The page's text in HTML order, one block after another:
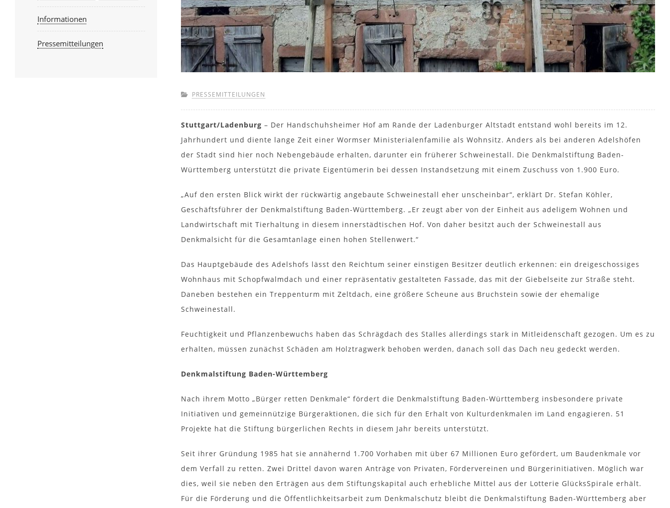
Informationen
Pressemitteilungen
PRESSEMITTEILUNGEN
Stuttgart/Ladenburg – Der Handschuhsheimer Hof am Rande der Ladenburger Altstadt entstand wohl bereits im 12.
Jahrhundert und diente lange Zeit einer Wormser Ministerialenfamilie als Wohnsitz. Anders als bei anderen Adelshöfen
der Stadt sind hier noch Nebengebäude erhalten, darunter ein früherer Schweinestall. Die Denkmalstiftung Baden-
Württemberg unterstützt die private Eigentümerin bei dessen Instandsetzung mit einem Zuschuss von 1.900 Euro.
„Auf den ersten Blick wirkt der rückwärtig angebaute Schweinestall eher unscheinbar“, erklärt Dr. Stefan Köhler,
Geschäftsführer der Denkmalstiftung Baden-Württemberg. „Er zeugt aber von der Einheit aus adeligem Wohnen und
Landwirtschaft mit Tierhaltung in diesem innerstädtischen Hof. Von daher besitzt auch der Schweinestall aus
Denkmalsicht für die Gesamtanlage einen hohen Stellenwert.“
Das Hauptgebäude des Adelshofs lässt den Reichtum seiner einstigen Besitzer deutlich erkennen: ein dreigeschossiges
Wohnhaus mit Schopfwalmdach und einer repräsentativ gestalteten Fassade, das mit der Giebelseite zur Straße steht.
Daneben bestehen ein Treppenturm mit Zeltdach, eine größere Scheune aus Bruchstein sowie der ehemalige
Schweinestall.
Feuchtigkeit und Pflanzenbewuchs haben das Schrägdach des Stalles allerdings stark in Mitleidenschaft gezogen. Um es zu
erhalten, müssen zunächst Schäden am Holztragwerk behoben werden, danach soll das Dach neu gedeckt werden.
Denkmalstiftung Baden-Württemberg
Nach ihrem Motto „Bürger retten Denkmale“ fördert die Denkmalstiftung Baden-Württemberg insbesondere private
Initiativen und gemeinnützige Bürgeraktionen, die sich für den Erhalt von Kulturdenkmalen im Land engagieren. 51
Projekte hat die Stiftung bürgerlichen Rechts in diesem Jahr bereits unterstützt.
Seit ihrer Gründung 1985 hat sie annähernd 1.700 Vorhaben mit über 67 Millionen Euro gefördert, um Baudenkmale vor
dem Verfall zu retten. Zwei Drittel davon waren Anträge von Privaten, Fördervereinen und Bürgerinitiativen. Möglich war
dies, weil sie neben den Erträgen aus dem Stiftungskapital auch erhebliche Mittel aus der Lotterie GlücksSpirale erhält.
Für die Förderung und die Öffentlichkeitsarbeit zum Denkmalschutz bleibt die Denkmalstiftung Baden-Württemberg aber